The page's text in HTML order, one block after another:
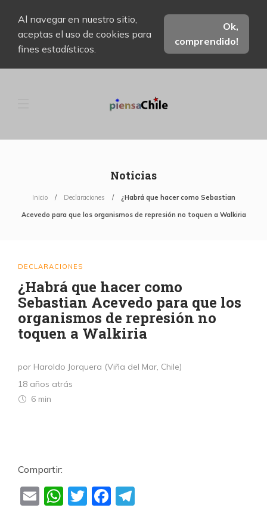
Al navegar en nuestro sitio,
aceptas el uso de cookies para
fines estadísticos.
Ok,
comprendido!
Noticias
Inicio Declaraciones ¿Habrá que hacer como Sebastian
Acevedo para que los organismos de represión no toquen a Walkiria
DECLARACIONES
¿Habrá que hacer como
Sebastian Acevedo para que los
organismos de represión no
toquen a Walkiria
por Haroldo Jorquera (Viña del Mar, Chile)
18 años atrás
6 min
Compartir:
EmailWhatsApp
TwitterFacebook